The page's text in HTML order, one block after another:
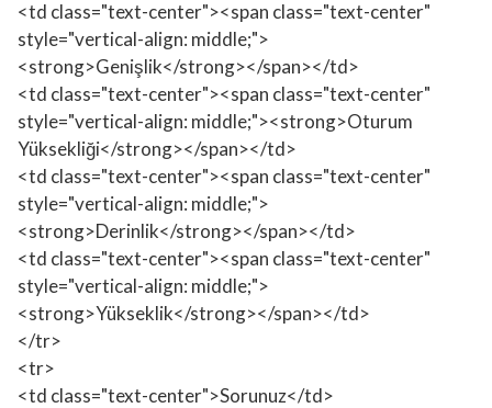
<td class="text-center"><span class="text-center"
style="vertical-align: middle;">
<strong>Genişlik</strong></span></td>
<td class="text-center"><span class="text-center"
style="vertical-align: middle;"><strong>Oturum
Yüksekliği</strong></span></td>
<td class="text-center"><span class="text-center"
style="vertical-align: middle;">
<strong>Derinlik</strong></span></td>
<td class="text-center"><span class="text-center"
style="vertical-align: middle;">
<strong>Yükseklik</strong></span></td>
</tr>
<tr>
<td class="text-center">Sorunuz</td>